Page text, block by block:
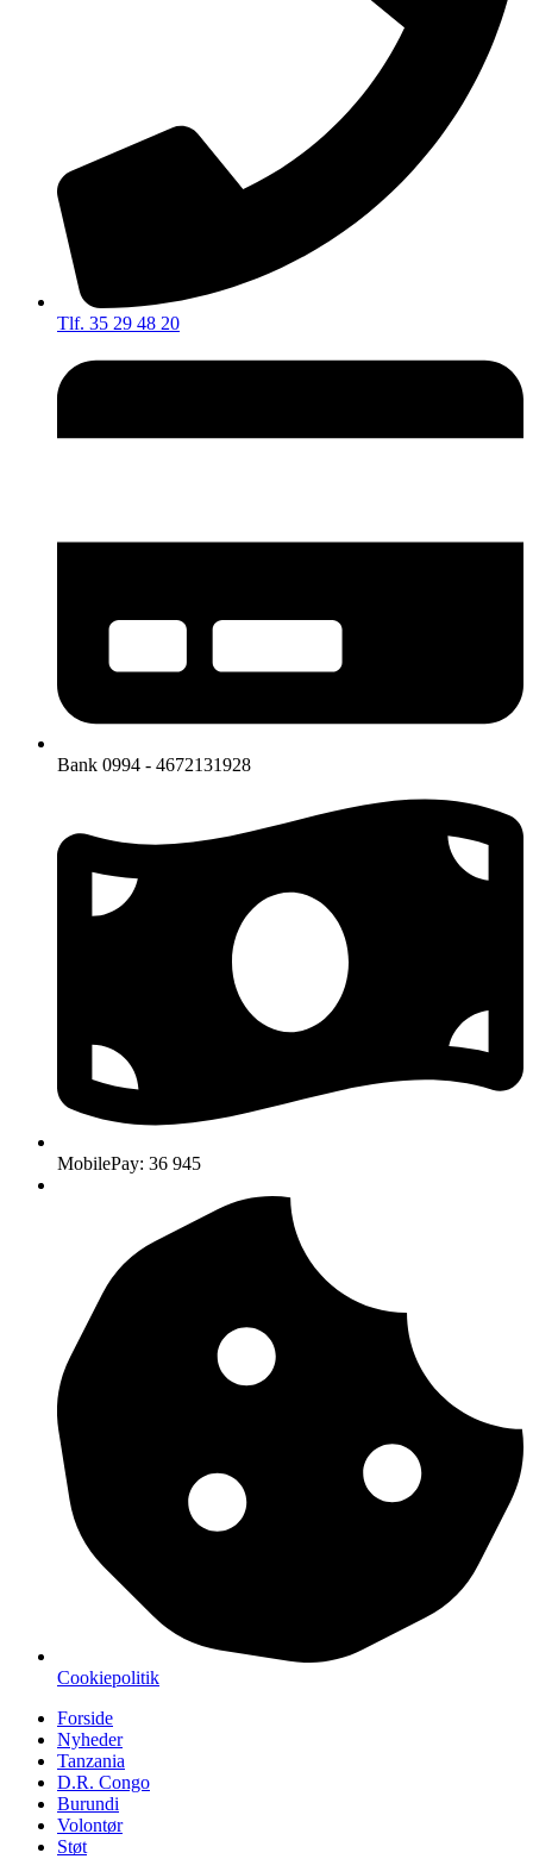
Tlf. 35 29 48 20
Bank 0994 - 4672131928
MobilePay: 36 945
Cookiepolitik
Forside
Nyheder
Tanzania
D.R. Congo
Burundi
Volontør
Støt